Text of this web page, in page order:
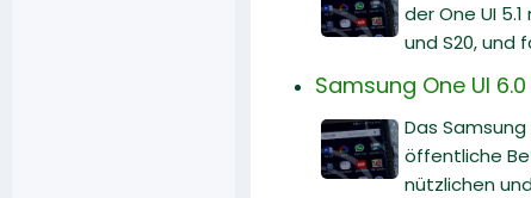
der One UI
und S20, und
Samsung One UI 6.0
Das
öffentliche
nützlichen